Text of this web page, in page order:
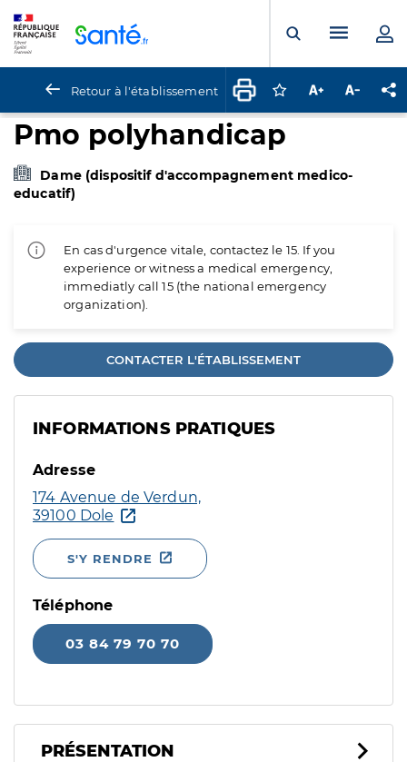
Ouvrir laMenu
Retour à l'établissement Connectez-vous
Augmenter la
Pmo polyhandicap
Dame (dispositif d'accompagnement medico-
educatif)
En cas d'urgence vitale, contactez le 15. If you
experience or witness a medical emergency,
immediatly call 15 (the national emergency
organization).
CONTACTER L'ÉTABLISSEMENT
INFORMATIONS PRATIQUES
Adresse
174 Avenue de Verdun,
39100 Dole
S'Y RENDRE
Téléphone
03 84 79 70 70
PRÉSENTATION